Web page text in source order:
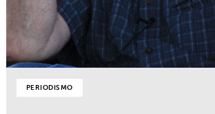
PERIODISMO